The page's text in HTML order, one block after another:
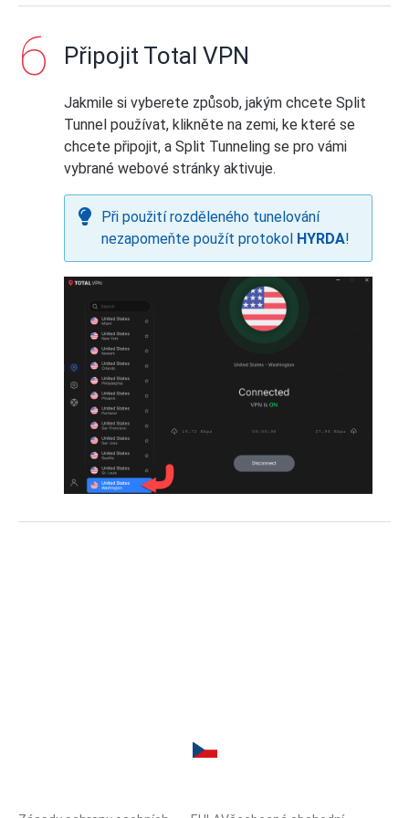
Klikněte naPřidat.
Připojit Total VPN
Jakmile si vyberete způsob, jakým chcete Split
Tunnel používat, klikněte na zemi, ke které se
chcete připojit, a Split Tunneling se pro vámi
vybrané webové stránky aktivuje.
Při použití rozděleného tunelování
nezapomeňte použít protokol
HYRDA!